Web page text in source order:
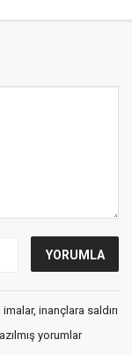
inançlara saldırı
yorumlar